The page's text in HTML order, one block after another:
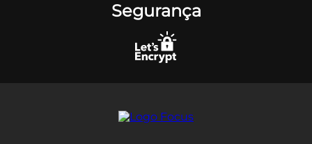
Segurança